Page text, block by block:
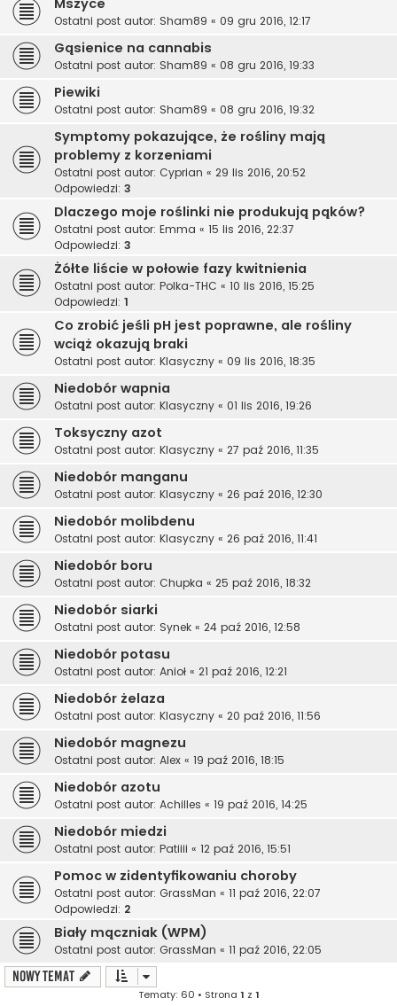
Ostatni post autor: Sham89 « 09 gru 2016, 12:17
Gąsienice na cannabis
Ostatni post autor: Sham89 « 08 gru 2016, 19:33
Piewiki
Ostatni post autor: Sham89 « 08 gru 2016, 19:32
Symptomy pokazujące, że rośliny mają
problemy z korzeniami
Ostatni post autor: Cyprian « 29 lis 2016, 20:52
Odpowiedzi: 3
Dlaczego moje roślinki nie produkują pąków?
Ostatni post autor: Emma « 15 lis 2016, 22:37
Odpowiedzi: 3
Żółte liście w połowie fazy kwitnienia
Ostatni post autor: Polka-THC « 10 lis 2016, 15:25
Odpowiedzi: 1
Co zrobić jeśli pH jest poprawne, ale rośliny
wciąż okazują braki
Ostatni post autor: Klasyczny « 09 lis 2016, 18:35
Niedobór wapnia
Ostatni post autor: Klasyczny « 01 lis 2016, 19:26
Toksyczny azot
Ostatni post autor: Klasyczny « 27 paź 2016, 11:35
Niedobór manganu
Ostatni post autor: Klasyczny « 26 paź 2016, 12:30
Niedobór molibdenu
Ostatni post autor: Klasyczny « 26 paź 2016, 11:41
Niedobór boru
Ostatni post autor: Chupka « 25 paź 2016, 18:32
Niedobór siarki
Ostatni post autor: Synek « 24 paź 2016, 12:58
Niedobór potasu
Ostatni post autor: Anioł « 21 paź 2016, 12:21
Niedobór żelaza
Ostatni post autor: Klasyczny « 20 paź 2016, 11:56
Niedobór magnezu
Ostatni post autor: Alex « 19 paź 2016, 18:15
Niedobór azotu
Ostatni post autor: Achilles « 19 paź 2016, 14:25
Niedobór miedzi
Ostatni post autor: Patiiii « 12 paź 2016, 15:51
Pomoc w zidentyfikowaniu choroby
Ostatni post autor: GrassMan « 11 paź 2016, 22:07
Odpowiedzi: 2
Biały mączniak (WPM)
Ostatni post autor: GrassMan « 11 paź 2016, 22:05
NOWY TEMAT
Tematy: 60 • Strona 1 z 1